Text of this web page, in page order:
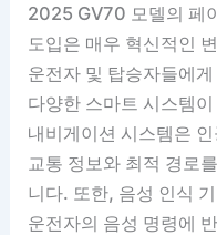
2025 GV70 모델의 페
도입은 매우 혁신적인
운전자 및 탑승자들에
다양한 스마트 시스템
내비게이션 시스템은
교통 정보와 최적 경로
니다. 또한, 음성 인식
운전자의 음성 명령에